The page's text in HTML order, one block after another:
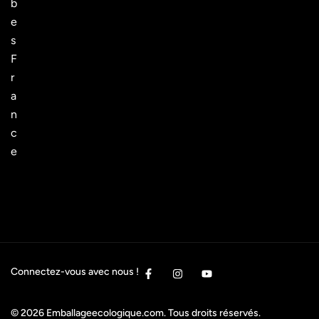
b
e
s
F
r
a
n
c
e
Connectez-vous avec nous !
© 2026 Emballageecologique.com. Tous droits réservés.